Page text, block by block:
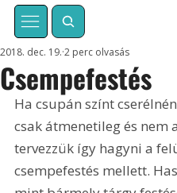
Csempefestés
2018. dec. 19. 2 perc olvasás
Ha csupán színt
csak átmenetileg és nem
tervezzük így hagyni a
csempefestés mellett.